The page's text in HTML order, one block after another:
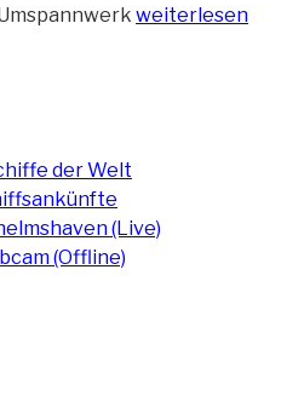
„Schwertransport
weiterlesen
der Welt
(Live)
(Offline)